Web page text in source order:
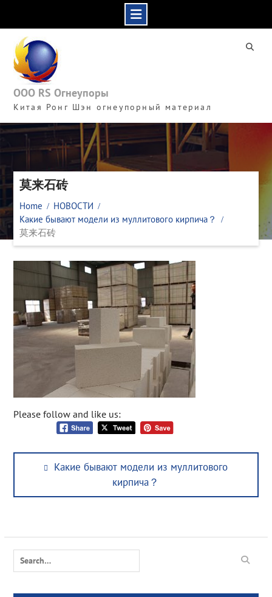
content
ООО RS Огнеупоры
Китая Ронг Шэн огнеупорный материал
莫来石砖
Home
НОВОСТИ
Какие бывают модели из муллитового кирпича？
莫来石砖
Please follow and like us:
Post
navigationPrevious
Какие бывают модели из муллитового
кирпича？
Search